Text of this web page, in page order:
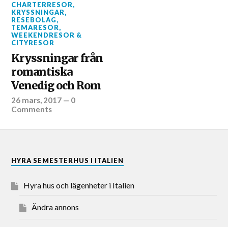
CHARTERRESOR,
KRYSSNINGAR,
RESEBOLAG,
TEMARESOR,
WEEKENDRESOR &
CITYRESOR
Kryssningar från
romantiska
Venedig och Rom
26 mars, 2017 — 0
Comments
HYRA SEMESTERHUS I ITALIEN
Hyra hus och lägenheter i Italien
Ändra annons